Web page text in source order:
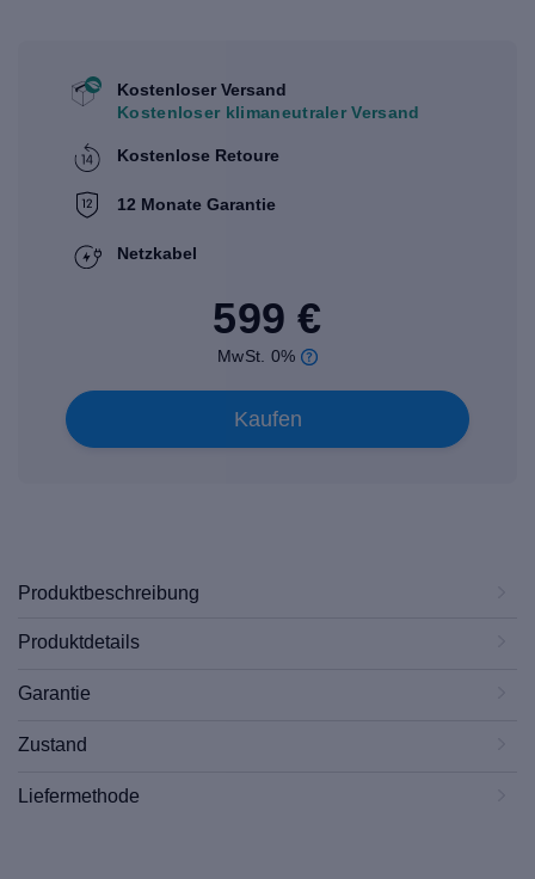
Kostenloser Versand
Kostenloser klimaneutraler Versand
Kostenlose Retoure
12 Monate Garantie
Netzkabel
599 €
MwSt. 0%
Kaufen
Produktbeschreibung
Produktdetails
Garantie
Zustand
Liefermethode